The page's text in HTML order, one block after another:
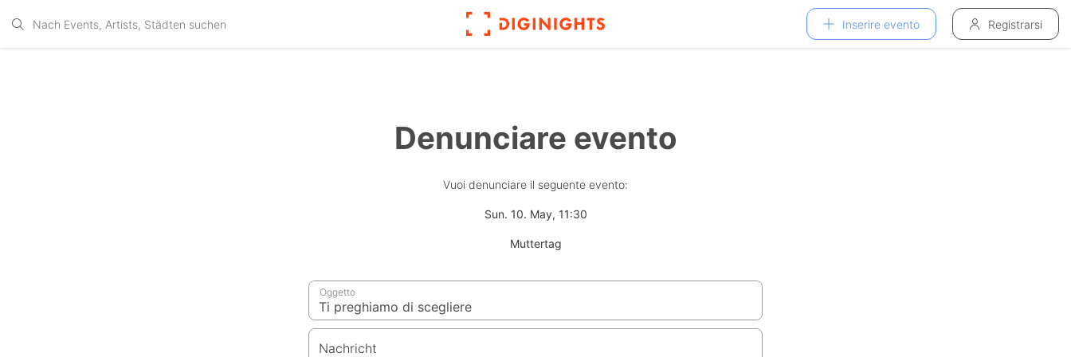
Inserire evento Registrarsi
Denunciare evento
Vuoi denunciare il seguente evento:
Sun. 10. May, 11:30
Muttertag
Oggetto
Nachricht